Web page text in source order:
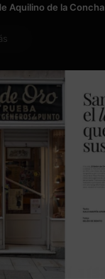
Aquilino de la Concha